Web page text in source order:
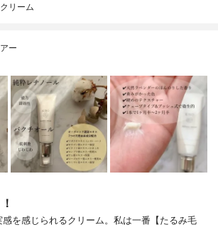
リーム
ー
を感じられるクリーム。私は一番【たるみ毛